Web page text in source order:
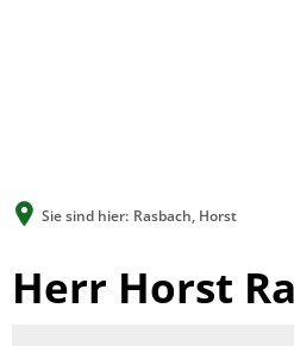
Sie sind hier: Rasbach, Horst
Herr Horst